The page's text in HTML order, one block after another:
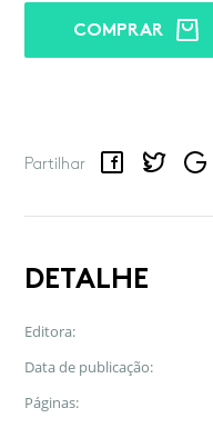
COMPRAR
Partilhar
FacebookTwitter
DETALHE
Editora:
Data de publicação:
Páginas: